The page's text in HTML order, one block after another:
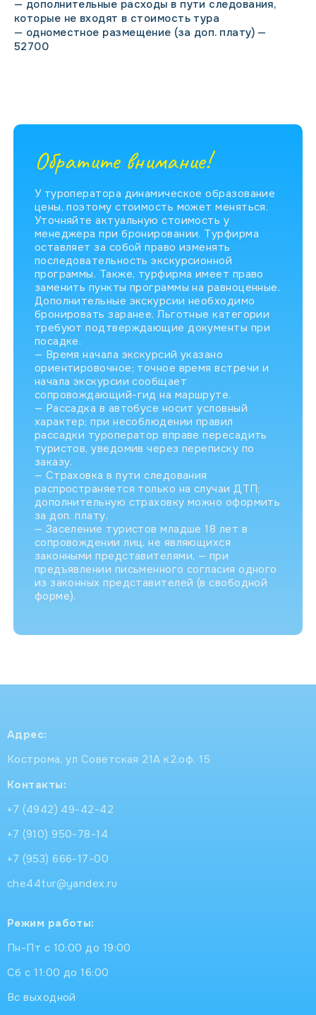
— дополнительные расходы в пути следования,
которые не входят в стоимость тура
— одноместное размещение (за доп. плату) —
52700
Обратите внимание!
У туроператора динамическое образование
цены, поэтому стоимость может меняться.
Уточняйте актуальную стоимость у
менеджера при бронировании. Турфирма
оставляет за собой право изменять
последовательность экскурсионной
программы. Также, турфирма имеет право
заменить пункты программы на равноценные.
Дополнительные экскурсии необходимо
бронировать заранее. Льготные категории
требуют подтверждающие документы при
посадке.
— Время начала экскурсий указано
ориентировочное; точное время встречи и
начала экскурсии сообщает
сопровождающий-гид на маршруте.
— Рассадка в автобусе носит условный
характер; при несоблюдении правил
рассадки туроператор вправе пересадить
туристов, уведомив через переписку по
заказу.
— Страховка в пути следования
распространяется только на случаи ДТП;
дополнительную страховку можно оформить
за доп. плату.
— Заселение туристов младше 18 лет в
сопровождении лиц, не являющихся
законными представителями, — при
предъявлении письменного согласия одного
из законных представителей (в свободной
форме).
Адрес:
Кострома, ул Советская 21А к2,оф. 15
Контакты:
+7 (4942) 49-42-42
+7 (910) 950-78-14
+7 (953) 666-17-00
che44tur@yandex.ru
Режим работы:
Пн-Пт с 10:00 до 19:00
Сб с 11:00 до 16:00
Вс выходной